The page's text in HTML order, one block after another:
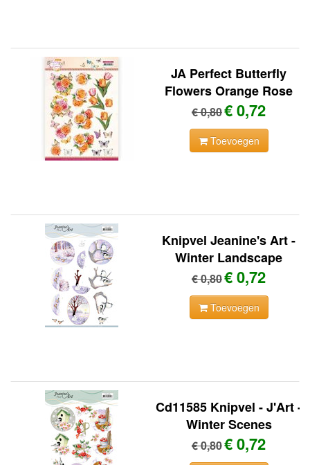
JA Perfect Butterfly
Flowers Orange Rose
€ 0,80€ 0,72
Toevoegen
Knipvel Jeanine's Art -
Winter Landscape
€ 0,80€ 0,72
Toevoegen
Cd11585 Knipvel - J'Art -
Winter Scenes
€ 0,80€ 0,72